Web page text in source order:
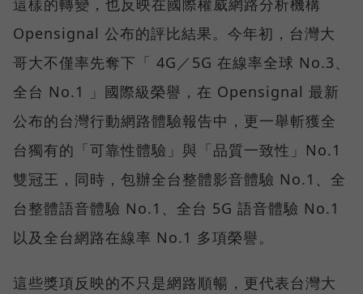
這樣的轉變，也反映在國際權威網路分析機構
Opensignal 公布的評比結果。今年初，台灣大
哥大不僅率先奪下「 4G／5G 在線率全球 No.3、
全台 No.1 」國際級榮譽，在 Opensignal 最新
公布的台灣行動網路體驗報告中，更一舉斬獲全
台獨有的「可靠性體驗」與「品質一致性」No.1
雙冠王，同時，包辦全台整體影音體驗 No.1、全
台整體語音體驗 No.1、全台 5G 語音體驗 No.1
以及全台網路在線率 No.1 多項榮譽。
這些獎項反映的不只是網路順暢，更代表台灣大